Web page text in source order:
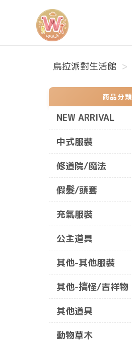
烏拉派對生活館
烏拉派對生活館
商品分類
NEW ARRIVAL
中式服裝
修道院/魔法
假髮/頭套
充氣服裝
公主道具
其他-其他服裝
其他-搞怪/吉祥物
其他道具
動物草木